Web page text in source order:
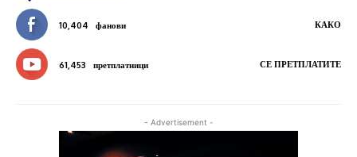
10,404 фанови КАКО
61,453 претплатници СЕ ПРЕТПЛАТИТЕ
- Advertisement -